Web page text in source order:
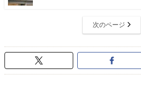
次のページ